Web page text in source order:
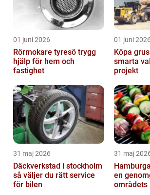
01 juni 2026
Rörmokare tyresö trygg
hjälp för hem och
fastighet
01 juni 2026
Köpa
smarta
projekt
31 maj 2026
Däckverkstad i stockholm
så väljer du rätt service
för bilen
31 maj
en
områdets